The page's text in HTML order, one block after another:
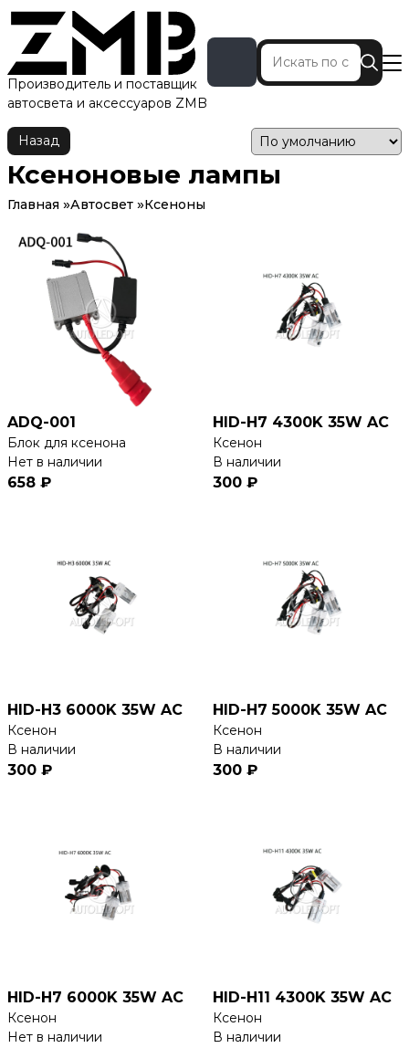
Производитель и поставщик
автосвета и аксессуаров ZMB
Назад
Ксеноновые лампы
Главная Автосвет Ксеноны
ADQ-001
Блок для ксенона
Нет в наличии
658 ₽
HID-H7 4300K 35W AC
Ксенон
В наличии
300 ₽
HID-H3 6000K 35W AC
Ксенон
В наличии
300 ₽
HID-H7 5000K 35W AC
Ксенон
В наличии
300 ₽
HID-H7 6000K 35W AC
Ксенон
Нет в наличии
HID-H11 4300K 35W AC
Ксенон
В наличии